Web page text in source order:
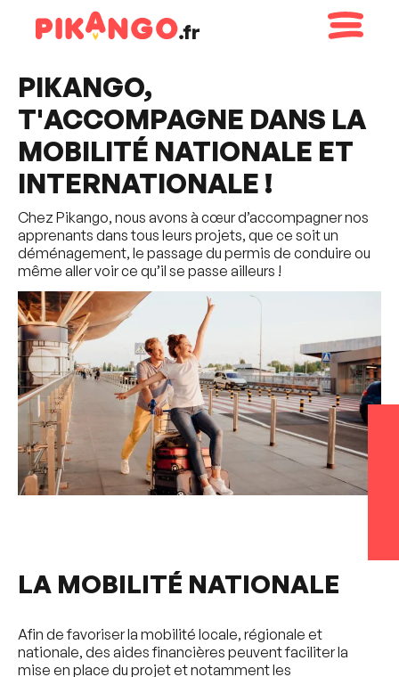
PIKANGO,
T'ACCOMPAGNE DANS LA
MOBILITÉ NATIONALE ET
INTERNATIONALE !
Chez Pikango, nous avons à cœur d’accompagner nos
apprenants dans tous leurs projets, que ce soit un
déménagement, le passage du permis de conduire ou
même aller voir ce qu’il se passe ailleurs !
LA MOBILITÉ NATIONALE
Afin de favoriser la mobilité locale, régionale et
nationale, des aides financières peuvent faciliter la
mise en place du projet et notamment les